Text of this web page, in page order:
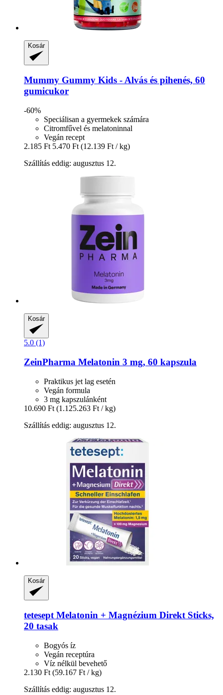
Kosár
Mummy Gummy Kids -​ Alvás és pihenés, 60
gumicukor
-60%
Speciálisan a gyermekek számára
Citromfűvel és melatoninnal
Vegán recept
2.185 Ft 5.470 Ft (12.139 Ft / kg)
Szállítás eddig: augusztus 12.
Kosár
5.0 (1)
ZeinPharma Melatonin 3 mg, 60 kapszula
Praktikus jet lag esetén
Vegán formula
3 mg kapszulánként
10.690 Ft (1.125.263 Ft / kg)
Szállítás eddig: augusztus 12.
Kosár
tetesept Melatonin + Magnézium Direkt Sticks,
20 tasak
Bogyós íz
Vegán receptúra
Víz nélkül bevehető
2.130 Ft (59.167 Ft / kg)
Szállítás eddig: augusztus 12.